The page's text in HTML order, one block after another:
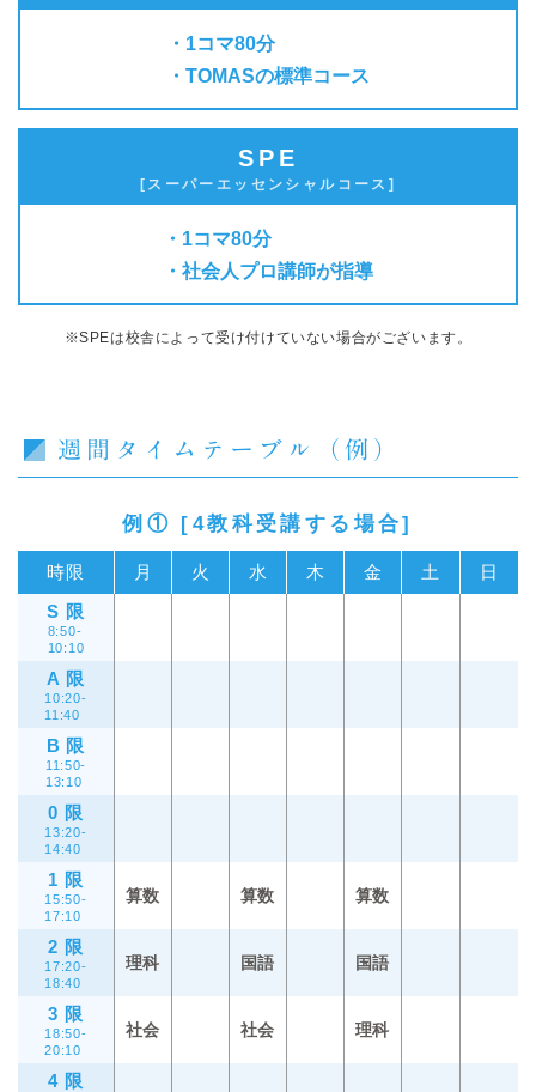
1コマ80分
TOMASの標準コース
SPE
[スーパーエッセンシャルコース]
1コマ80分
社会人プロ講師が指導
※SPEは校舎によって受け付けていない場合がございます。
週間タイムテーブル（例）
例① [4教科受講する場合]
時限 月 火 水 木 金 土
日
S 限
8:50-
10:10
A 限
10:20-
11:40
B 限
11:50-
13:10
0 限
13:20-
14:40
1 限
15:50-
17:10
算数 算数 算数
2 限
17:20-
18:40
理科 国語 国語
3 限
18:50-
20:10
社会 社会 理科
4 限